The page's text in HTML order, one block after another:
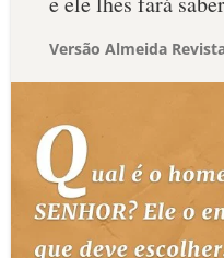
Versão Almeida